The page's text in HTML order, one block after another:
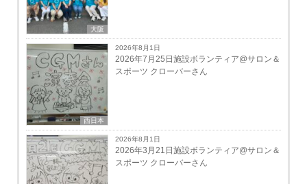
大阪
西日本
2026年8月1日
2026年7月25日施設ボランティア@サロン＆
スポーツ クローバーさん
2026年8月1日
2026年3月21日施設ボランティア@サロン＆
スポーツ クローバーさん